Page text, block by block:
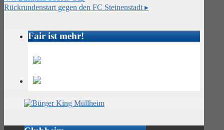
Rückrundenstart gegen den FC Steinenstadt ▸
Fair ist mehr!